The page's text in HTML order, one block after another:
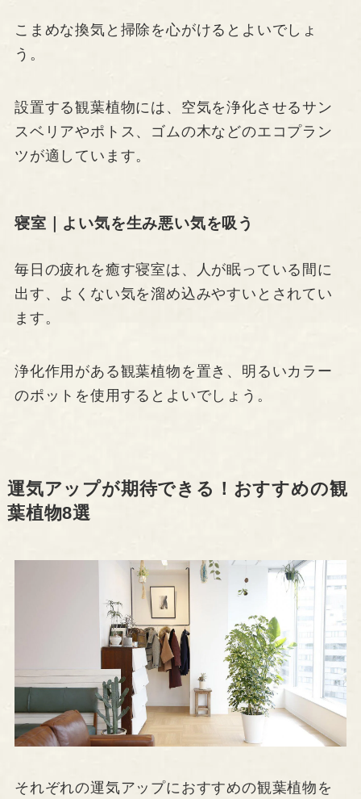
こまめな換気と掃除を心がけるとよいでしょ
う。
設置する観葉植物には、空気を浄化させるサン
スベリアやポトス、ゴムの木などのエコプラン
ツが適しています。
寝室｜よい気を生み悪い気を吸う
毎日の疲れを癒す寝室は、人が眠っている間に
出す、よくない気を溜め込みやすいとされてい
ます。
浄化作用がある観葉植物を置き、明るいカラー
のポットを使用するとよいでしょう。
運気アップが期待できる！おすすめの観
葉植物8選
それぞれの運気アップにおすすめの観葉植物を